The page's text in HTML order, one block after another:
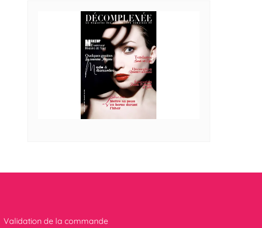
Validation de la commande